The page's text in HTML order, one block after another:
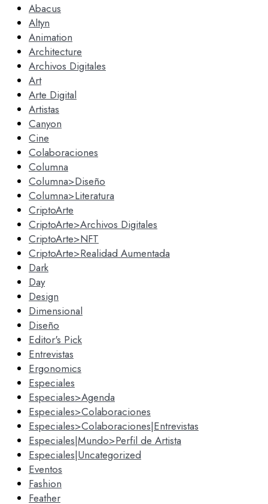
Abacus
Altyn
Animation
Architecture
Archivos Digitales
Art
Arte Digital
Artistas
Canyon
Cine
Colaboraciones
Columna
Columna>Diseño
Columna>Literatura
CriptoArte
CriptoArte>Archivos Digitales
CriptoArte>NFT
CriptoArte>Realidad Aumentada
Dark
Day
Design
Dimensional
Diseño
Editor's Pick
Entrevistas
Ergonomics
Especiales
Especiales>Agenda
Especiales>Colaboraciones
Especiales>Colaboraciones|Entrevistas
Especiales|Mundo>Perfil de Artista
Especiales|Uncategorized
Eventos
Fashion
Feather